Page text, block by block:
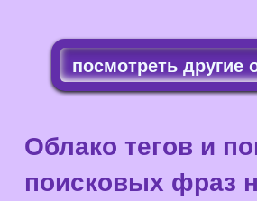
посмотреть другие
Облако тегов и
поисковых фраз